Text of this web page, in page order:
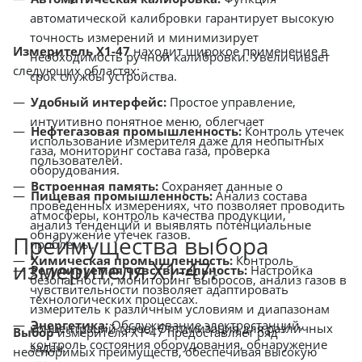
автоматической калибровки гарантирует высокую
точность измерений и минимизирует
необходимость ручной калибровки. Увеличивает
срок службы устройства.
Удобный интерфейс: Простое управление,
интуитивно понятное меню, облегчает
использование измерителя даже для неопытных
пользователей.
Встроенная память: Сохраняет данные о
проведенных измерениях, что позволяет проводить
анализ тенденций и выявлять потенциальные
проблемы.
Регулируемая чувствительность:Настройка
чувствительности позволяет адаптировать
измеритель к различным условиям и диапазонам
концентраций газов. Оптимизация для различных
задач.
Измеритель Х1-47находит широкое применение в
следующих областях:
Нефтегазовая промышленность:Контроль утечек
газа, мониторинг состава газа, проверка
оборудования.
Пищевая промышленность:Анализ состава
атмосферы, контроль качества продукции,
обнаружение утечек газов.
Химическая промышленность: Контроль
безопасности, мониторинг выбросов, анализ газов в
технологических процессах.
Энергетика:Обслуживание электростанций,
контроль состояния оборудования, обнаружение
Преимущества выбора
измерителя Х1-47:
Выборизмерителя Х1-47 предоставляет ряд
неоспоримых преимуществ, обеспечивая высокую